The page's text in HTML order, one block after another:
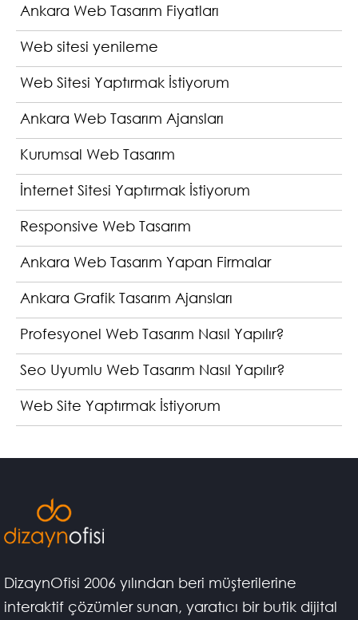
Ankara Web Tasarım Fiyatları
Web sitesi yenileme
Web Sitesi Yaptırmak İstiyorum
Ankara Web Tasarım Ajansları
Kurumsal Web Tasarım
İnternet Sitesi Yaptırmak İstiyorum
Responsive Web Tasarım
Ankara Web Tasarım Yapan Firmalar
Ankara Grafik Tasarım Ajansları
Profesyonel Web Tasarım Nasıl Yapılır?
Seo Uyumlu Web Tasarım Nasıl Yapılır?
Web Site Yaptırmak İstiyorum
DizaynOfisi 2006 yılından beri müşterilerine
interaktif çözümler sunan, yaratıcı bir butik dijital